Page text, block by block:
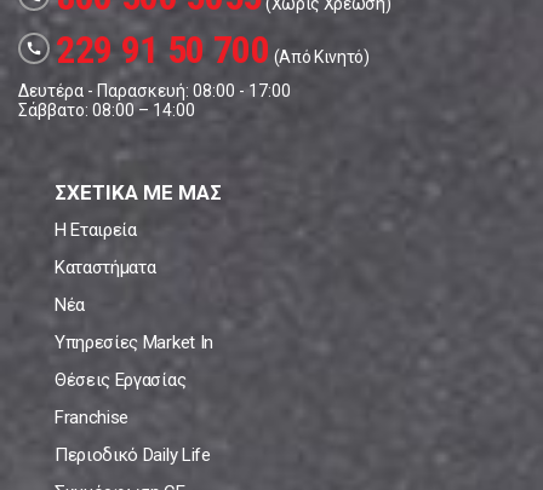
call 229 91 50 700 (Από Κινητό)
Δευτέρα - Παρασκευή: 08:00 - 17:00
Σάββατο: 08:00 – 14:00
ΣΧΕΤΙΚΑ ΜΕ ΜΑΣ
Η Εταιρεία
Καταστήματα
Νέα
Υπηρεσίες Market In
Θέσεις Εργασίας
Franchise
Περιοδικό Daily Life